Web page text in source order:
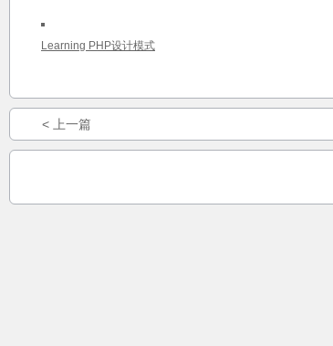
Learning PHP设计模式
< 上一篇